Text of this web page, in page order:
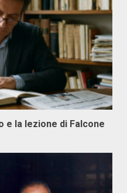
e la lezione di Falcone